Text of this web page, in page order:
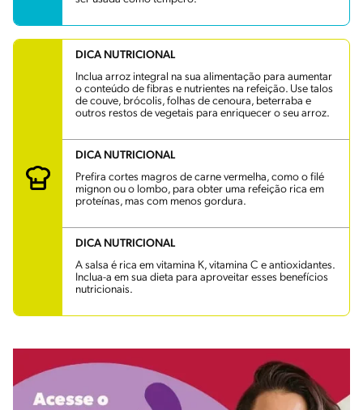
DICA NUTRICIONAL
Inclua arroz integral na sua alimentação para aumentar
o conteúdo de fibras e nutrientes na refeição. Use talos
de couve, brócolis, folhas de cenoura, beterraba e
outros restos de vegetais para enriquecer o seu arroz.
DICA NUTRICIONAL
Prefira cortes magros de carne vermelha, como o filé
mignon ou o lombo, para obter uma refeição rica em
proteínas, mas com menos gordura.
DICA NUTRICIONAL
A salsa é rica em vitamina K, vitamina C e antioxidantes.
Inclua-a em sua dieta para aproveitar esses benefícios
nutricionais.